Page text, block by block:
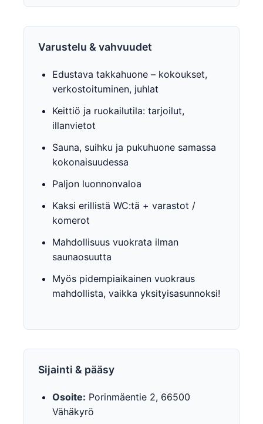
Varustelu & vahvuudet
Edustava takkahuone – kokoukset,
verkostoituminen, juhlat
Keittiö ja ruokailutila: tarjoilut,
illanvietot
Sauna, suihku ja pukuhuone samassa
kokonaisuudessa
Paljon luonnonvaloa
Kaksi erillistä WC:tä + varastot /
komerot
Mahdollisuus vuokrata ilman
saunaosuutta
Myös pidempiaikainen vuokraus
mahdollista, vaikka yksityisasunnoksi!
Sijainti & pääsy
Osoite: Porinmäentie 2, 66500
Vähäkyrö